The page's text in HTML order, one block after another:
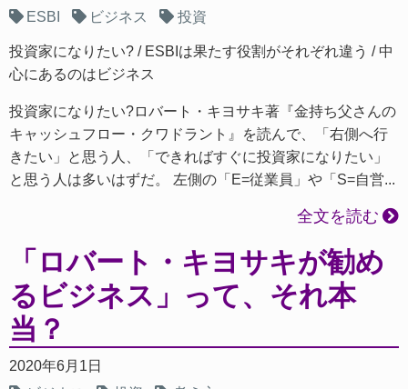
ESBI
ビジネス 投資
投資家になりたい? ESBIは果たす役割がそれぞれ違う
中
心にあるのはビジネス
投資家になりたい?ロバート・キヨサキ著『金持ち父さんの
キャッシュフロー・クワドラント』を読んで、「右側へ行
きたい」と思う人、「できればすぐに投資家になりたい」
と思う人は多いはずだ。 左側の「E=従業員」や「S=自営...
全文を読む
「ロバート・キヨサキが勧め
るビジネス」って、それ本
当？
2020年6月1日